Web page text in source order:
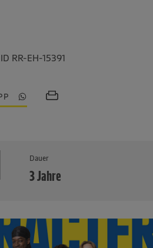
RR-EH-15391
Dauer
3 Jahre